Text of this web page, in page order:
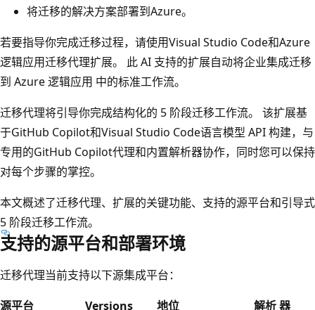
将迁移的解决方案部署到Azure。
若要指导你完成迁移过程，请使用Visual Studio Code和Azure
逻辑应用迁移代理扩展。 此 AI 支持的扩展自动将企业集成迁移
到 Azure 逻辑应用 中的标准工作流。
迁移代理将引导你完成结构化的 5 阶段迁移工作流。 该扩展基
于GitHub Copilot和Visual Studio Code语言模型 API 构建，与
专用的GitHub Copilot代理和内置解析器协作，同时您可以保持
对每个步骤的掌控。
本文概述了迁移代理、扩展的关键功能、支持的源平台和引导式
5 阶段迁移工作流。
支持的源平台和部署环境
迁移代理当前支持以下源集成平台：
源平台
Versions 地位
解析 器